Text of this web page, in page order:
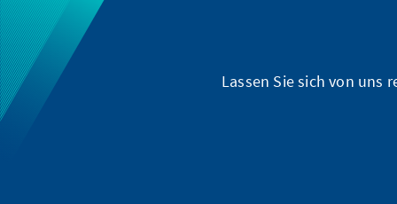
Lassen Sie sich von uns